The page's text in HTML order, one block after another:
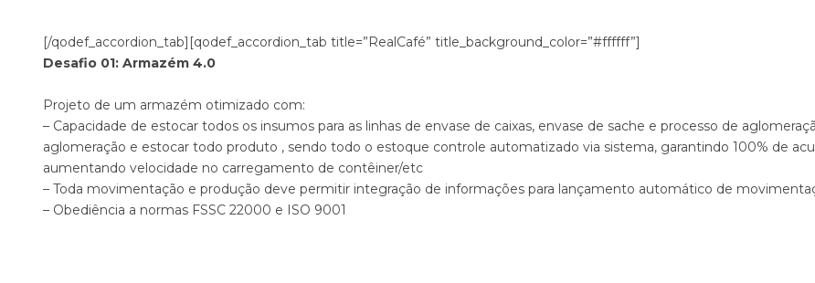
[/qodef_accordion_tab][qodef_accordion_tab title=”RealCafé” title_background_color=”#ffffff”]
Desafio 01: Armazém 4.0
Projeto de um armazém otimizado com:
– Capacidade de estocar todos os insumos para as linhas de envase de caixas, envase de sache e processo de
aglomeração e estocar todo produto , sendo todo o estoque controle automatizado via sistema, garantindo 100% de
aumentando velocidade no carregamento de contêiner/etc
– Toda movimentação e produção deve permitir integração de informações para lançamento automático de
– Obediência a normas FSSC 22000 e ISO 9001